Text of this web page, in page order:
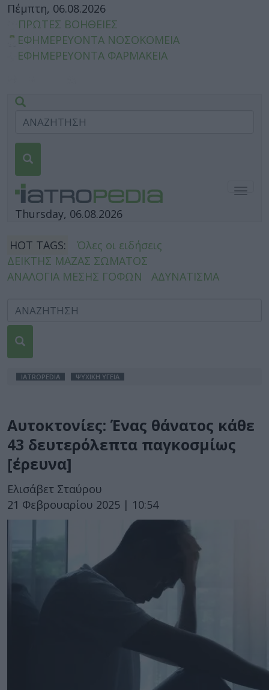
Πέμπτη, 06.08.2026
ΠΡΩΤΕΣ ΒΟΗΘΕΙΕΣ
ΕΦΗΜΕΡΕΥΟΝΤΑ ΝΟΣΟΚΟΜΕΙΑ
ΕΦΗΜΕΡΕΥΟΝΤΑ ΦΑΡΜΑΚΕΙΑ
Thursday, 06.08.2026
HOT TAGS:
Όλες οι ειδήσεις
ΔΕΙΚΤΗΣ ΜΑΖΑΣ ΣΩΜΑΤΟΣ
ΑΝΑΛΟΓΙΑ ΜΕΣΗΣ ΓΟΦΩΝ
ΑΔΥΝΑΤΙΣΜΑ
IATROPEDIA ΨΥΧΙΚΗ ΥΓΕΙΑ
Αυτοκτονίες: Ένας θάνατος κάθε
43 δευτερόλεπτα παγκοσμίως
[έρευνα]
Ελισάβετ Σταύρου
21 Φεβρουαρίου 2025 | 10:54